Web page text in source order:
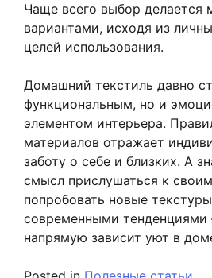
Чаще всего выбор делается
вариантами, исходя из
целей использования.
Домашний текстиль давно
функциональным, но и
элементом интерьера.
материалов отражает
заботу о себе и близких. А
смысл прислушаться к
попробовать новые
современными тенденциями
напрямую зависит уют в